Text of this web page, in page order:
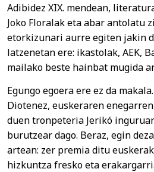
Adibidez XIX. mendean,
Joko Floralak eta abar antolatu
etorkizunari aurre egiten jakin
latzenetan ere: ikastolak, AEK,
mailako beste hainbat mugida
Egungo egoera ere ez da
Diotenez, euskeraren
duen tronpeteria Jerikó
burutzear dago. Beraz, egin
artean: zer premia ditu
hizkuntza fresko eta